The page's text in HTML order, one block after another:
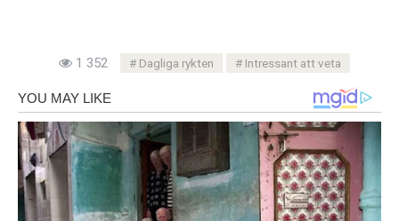
1 352 Dagliga rykten Intressant att veta